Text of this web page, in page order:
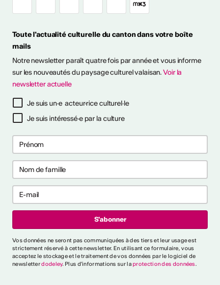
2024/2025
Toute l'actualité culturelle du canton dans votre boîte
mails
Notre newsletter paraît quatre fois par année et vous informe
sur les nouveautés du paysage culturel valaisan.Voir la
newsletter actuelle
Je suis un·e acteur·rice culturel·le
Je suis intéressé·e par la culture
Vos données ne seront pas communiquées à des tiers et leur usage est
strictement réservé à cette newsletter. En utilisant ce formulaire, vous
acceptez le stockage et le traitement de vos données par le logiciel de
newsletterdodeley. Plus d'informations sur laprotection des données.